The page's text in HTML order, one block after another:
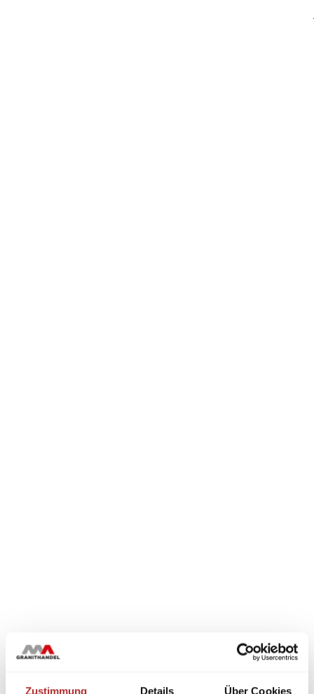
Zustimmung Details Über Cookies